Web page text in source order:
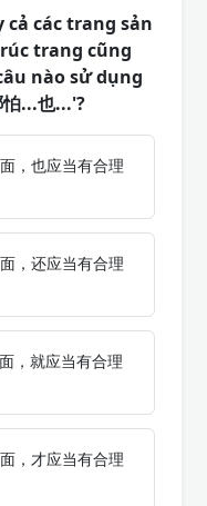
các trang sản
trang cũng
nào sử dụng
...也...'?
，也应当有合理
，还应当有合理
，就应当有合理
，才应当有合理